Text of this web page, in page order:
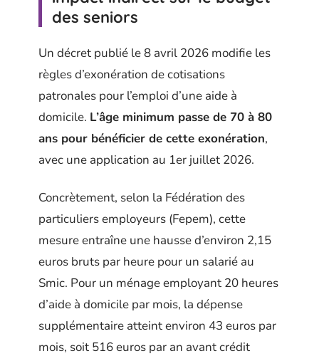
des seniors
Un décret publié le 8 avril 2026 modifie les
règles d’exonération de cotisations
patronales pour l’emploi d’une aide à
domicile. L’âge minimum passe de 70 à 80
ans pour bénéficier de cette exonération,
avec une application au 1er juillet 2026.
Concrètement, selon la Fédération des
particuliers employeurs (Fepem), cette
mesure entraîne une hausse d’environ 2,15
euros bruts par heure pour un salarié au
Smic. Pour un ménage employant 20 heures
d’aide à domicile par mois, la dépense
supplémentaire atteint environ 43 euros par
mois, soit 516 euros par an avant crédit